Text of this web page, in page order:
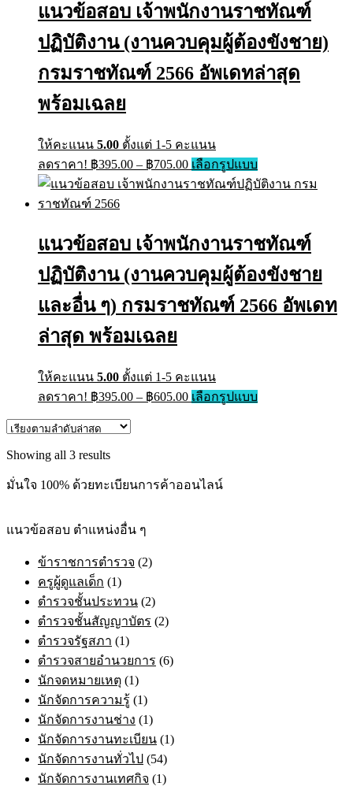
options
be
chosen
on
the
แนวข้อสอบ เจ้าพนักงานราชทัณฑ์
ปฏิบัติงาน (งานควบคุมผู้ต้องขังชาย)
กรมราชทัณฑ์ 2566 อัพเดทล่าสุด
พร้อมเฉลย
ให้คะแนน 5.00 ตั้งแต่ 1-5 คะแนน
ลดราคา! ฿395.00 – ฿705.00Price
range:
฿395.00
เลือกรูปแบบThis
product
has
options
be
chosen
on
the
แนวข้อสอบ เจ้าพนักงานราชทัณฑ์
ปฏิบัติงาน (งานควบคุมผู้ต้องขังชาย
และอื่น ๆ) กรมราชทัณฑ์ 2566 อัพเดท
ล่าสุด พร้อมเฉลย
ให้คะแนน 5.00 ตั้งแต่ 1-5 คะแนน
ลดราคา! ฿395.00 – ฿605.00Price
range:
เลือกรูปแบบThis
product
Showing all 3 resultsSorted
latest
มั่นใจ 100% ด้วยทะเบียนการค้าออนไลน์
แนวข้อสอบ ตำแหน่งอื่น ๆ
ข้าราชการตำรวจ (2)
ครูผู้ดูแลเด็ก (1)
ตำรวจชั้นประทวน (2)
ตำรวจชั้นสัญญาบัตร (2)
ตำรวจรัฐสภา (1)
ตำรวจสายอำนวยการ (6)
นักจดหมายเหตุ (1)
นักจัดการความรู้ (1)
นักจัดการงานช่าง (1)
นักจัดการงานทะเบียน (1)
นักจัดการงานทั่วไป (54)
นักจัดการงานเทศกิจ (1)